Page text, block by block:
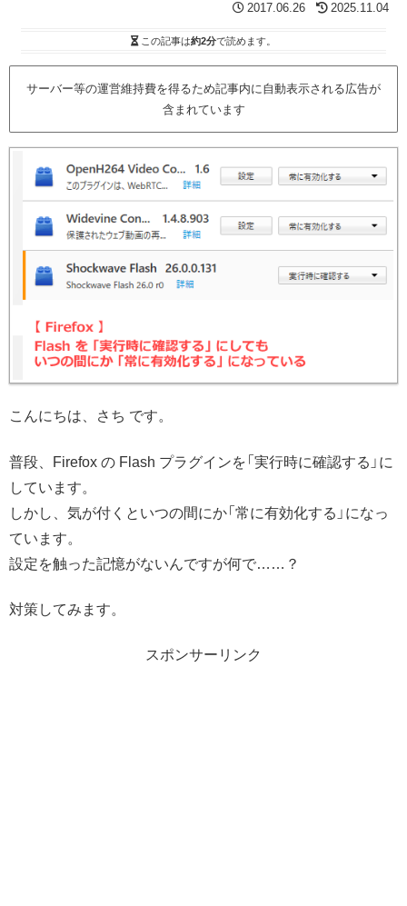
2017.06.26 2025.11.04
この記事は約2分で読めます。
サーバー等の運営維持費を得るため記事内に自動表示される広告が
含まれています
こんにちは、さち です。
普段、Firefox の Flash プラグインを「実行時に確認する」に
しています。
しかし、気が付くといつの間にか「常に有効化する」になっ
ています。
設定を触った記憶がないんですが何で……？
対策してみます。
スポンサーリンク